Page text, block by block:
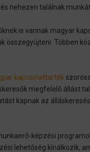
nehezen találnak
is vannak magyar
összegyüjteni. Többen
kapcsolattartók
megfelelő állást
kapnak az
képzési
lehetőség kínálkozik,